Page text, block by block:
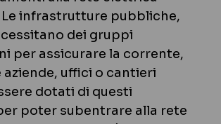
infrastrutture pubbliche,
dei gruppi
per assicurare la corrente,
aziende, uffici o cantieri
dotati di questi
poter subentrare alla rete